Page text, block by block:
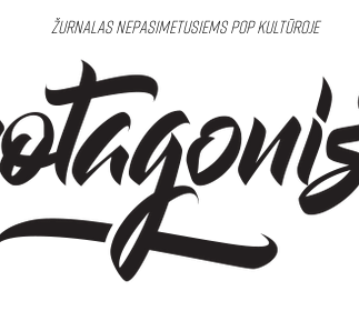
Žurnalas nepasimetusiems pop kultūroje